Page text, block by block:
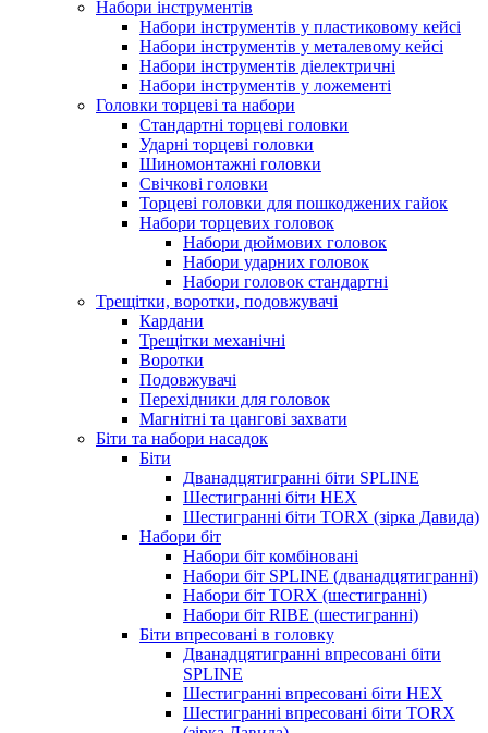
Набори інструментів
Набори інструментів у пластиковому кейсі
Набори інструментів у металевому кейсі
Набори інструментів діелектричні
Набори інструментів у ложементі
Головки торцеві та набори
Стандартні торцеві головки
Ударні торцеві головки
Шиномонтажні головки
Свічкові головки
Торцеві головки для пошкоджених гайок
Набори торцевих головок
Набори дюймових головок
Набори ударних головок
Набори головок стандартні
Трещітки, воротки, подовжувачі
Кардани
Трещітки механічні
Воротки
Подовжувачі
Перехідники для головок
Магнітні та цангові захвати
Біти та набори насадок
Біти
Дванадцятигранні біти SPLINE
Шестигранні біти HEX
Шестигранні біти TORX (зірка Давида)
Набори біт
Набори біт комбіновані
Набори біт SPLINE (дванадцятигранні)
Набори біт TORX (шестигранні)
Набори біт RIBE (шестигранні)
Біти впресовані в головку
Дванадцятигранні впресовані біти
SPLINE
Шестигранні впресовані біти HEX
Шестигранні впресовані біти TORX